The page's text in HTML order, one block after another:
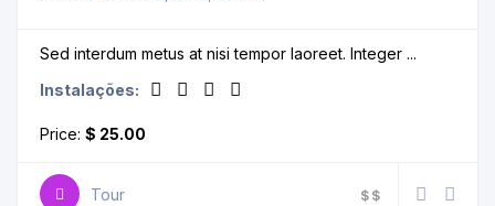
Sed interdum metus at nisi tempor laoreet. Integer ...
Instalações:
Price: $ 25.00
Tour $ $